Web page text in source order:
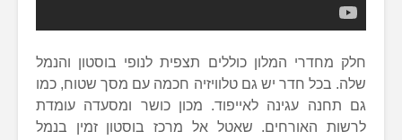
חלק מחדרי המלון כוללים תצפית לנופי בוסטון והנמל
שלה. בכל חדר יש גם טלוויזיה חכמה עם מסך שטוח, כמו
גם תחנה עגינה לאייפוד. מכון כושר ומסעדה עומדת
לרשות האורחים. שאטל אל מרכז בוסטון זמין בנמל